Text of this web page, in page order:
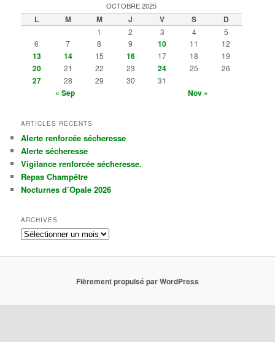
OCTOBRE 2025
L M M J V S D
1 2 3 4
5
6
7 8 9 10 11 12
13 14 15 16 17 18 19
20 21 22 23 24 25 26
27 28 29 30 31
« Sep Nov »
ARTICLES RÉCENTS
Alerte renforcée sécheresse
Alerte sécheresse
Vigilance renforcée sécheresse.
Repas Champêtre
Nocturnes d’Opale 2026
ARCHIVES
A
c
Fièrement propulsé par WordPress